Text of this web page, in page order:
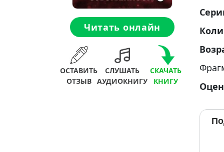
Читать онлайн
ОСТАВИТЬ
ОТЗЫВ
СЛУШАТЬ
АУДИОКНИГУ
СКАЧАТЬ
КНИГУ